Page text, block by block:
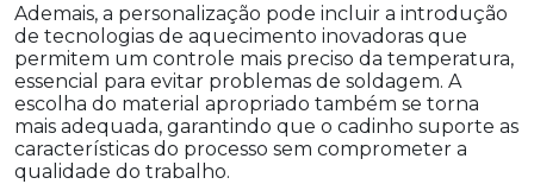
Ademais, a personalização pode incluir a introdução
de tecnologias de aquecimento inovadoras que
permitem um controle mais preciso da temperatura,
essencial para evitar problemas de soldagem. A
escolha do material apropriado também se torna
mais adequada, garantindo que o cadinho suporte as
características do processo sem comprometer a
qualidade do trabalho.